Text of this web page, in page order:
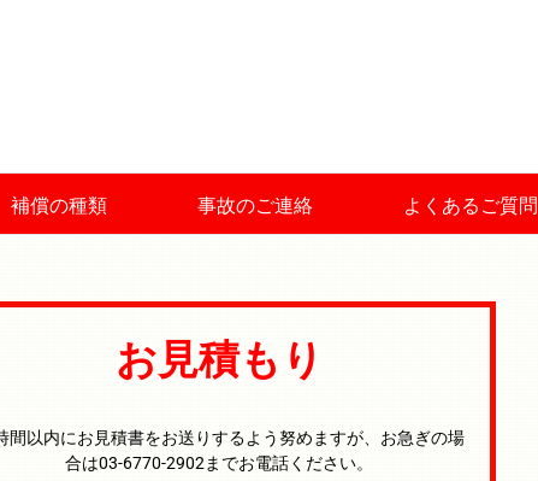
補償の種類 事故のご連絡 よくあるご質問
お見積もり
間以内にお見積書をお送りするよう努めますが、お急ぎの場
合は03-6770-2902までお電話ください。